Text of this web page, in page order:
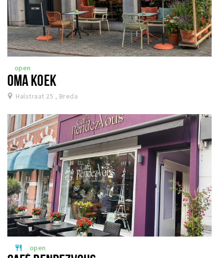
open
OMA KOEK
Halstraat 25 , Breda
restaurant open